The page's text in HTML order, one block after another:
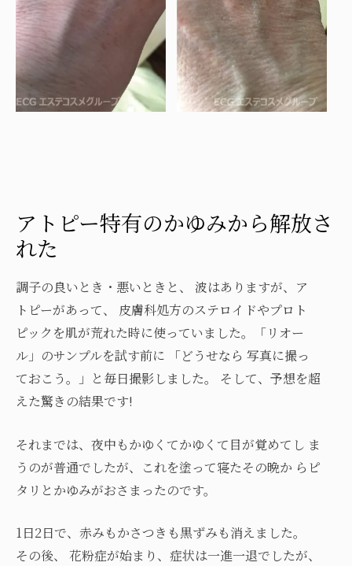
アトピー特有のかゆみから解放さ
れた
調子の良いとき・悪いときと、 波はありますが、ア
トピーがあって、 皮膚科処方のステロイドやプロト
ピックを肌が荒れた時に使っていました。
「リオー
ル」のサンプルを試す前に 「どうせなら 写真に撮っ
ておこう。」と毎日撮影しました。 そして、予想を超
えた驚きの結果です!
それまでは、夜中もかゆくてかゆくて目が覚めてし ま
うのが普通でしたが、これを塗って寝たその晩か らピ
タリとかゆみがおさまったのです。
1日2日で、赤みもかさつきも黒ずみも消えました。
その後、 花粉症が始まり、症状は一進一退でしたが、